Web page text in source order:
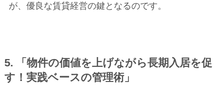
が、優良な賃貸経営の鍵となるのです。
5. 「物件の価値を上げながら長期入居を促
す！実践ベースの管理術」